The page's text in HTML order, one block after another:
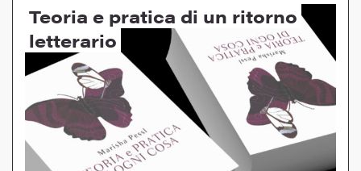
Teoria e pratica di un ritorno
letterario